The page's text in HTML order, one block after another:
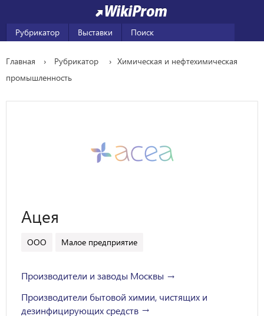
Рубрикатор Выставки Поиск
Главная Рубрикатор
Химическая и нефтехимическая
промышленность
Ацея
ООО Малое предприятие
Производители и заводы Москвы
Производители бытовой химии, чистящих и
дезинфицирующих средств